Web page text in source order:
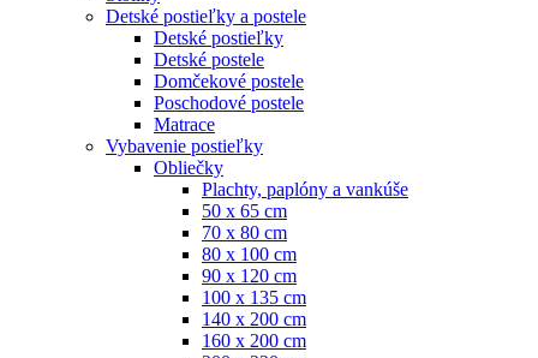
Detské postieľky a postele
Detské postieľky
Detské postele
Domčekové postele
Poschodové postele
Matrace
Vybavenie postieľky
Obliečky
Plachty, paplóny a vankúše
50 x 65 cm
70 x 80 cm
80 x 100 cm
90 x 120 cm
100 x 135 cm
140 x 200 cm
160 x 200 cm